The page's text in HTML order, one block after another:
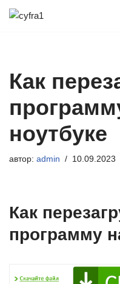
Как
ноутбуке
автор: admin 10.09.2023
Как
программу